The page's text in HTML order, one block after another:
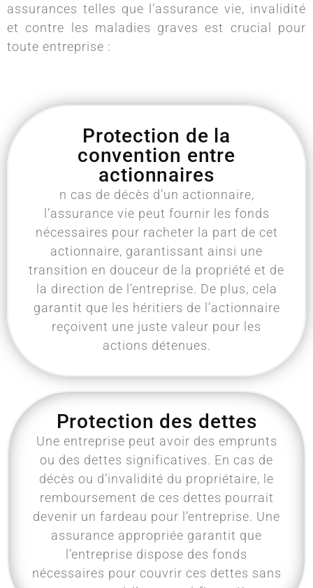
assurances telles que l’assurance vie, invalidité
et contre les maladies graves est crucial pour
toute entreprise :
Protection de la
convention entre
actionnaires
n cas de décès d’un actionnaire,
l’assurance vie peut fournir les fonds
nécessaires pour racheter la part de cet
actionnaire, garantissant ainsi une
transition en douceur de la propriété et de
la direction de l’entreprise. De plus, cela
garantit que les héritiers de l’actionnaire
reçoivent une juste valeur pour les
actions détenues.
Protection des dettes
Une entreprise peut avoir des emprunts
ou des dettes significatives. En cas de
décès ou d’invalidité du propriétaire, le
remboursement de ces dettes pourrait
devenir un fardeau pour l’entreprise. Une
assurance appropriée garantit que
l’entreprise dispose des fonds
nécessaires pour couvrir ces dettes sans